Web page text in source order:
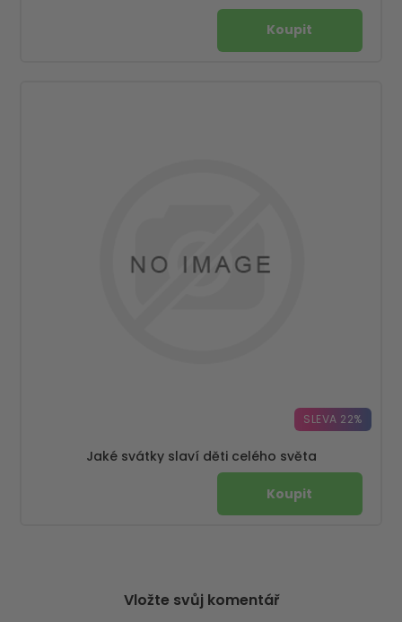
SLEVA 22%
Jaké svátky slaví děti celého světa
Vložte svůj komentář